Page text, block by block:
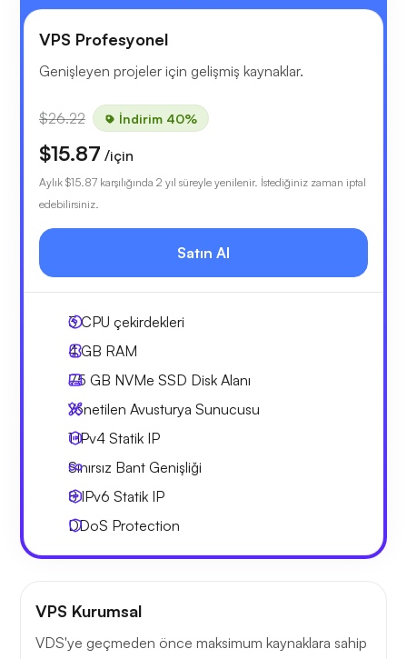
VPS Profesyonel
Genişleyen projeler için gelişmiş kaynaklar.
$26.22 İndirim 40%
$15.87 /için
Aylık $15.87 karşılığında 2 yıl süreyle yenilenir. İstediğiniz zaman iptal
edebilirsiniz.
Satın Al
3CPU çekirdekleri
4 GB RAM
75 GB NVMe SSD Disk Alanı
Yönetilen Avusturya Sunucusu
1 IPv4 Statik IP
Sınırsız Bant Genişliği
8 IPv6 Statik IP
DDoS Protection
VPS Kurumsal
VDS'ye geçmeden önce maksimum kaynaklara sahip